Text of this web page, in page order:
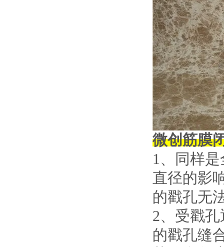
微创筋膜
1、同样
直径的影
的戳孔无
2、受戳
的戳孔缝